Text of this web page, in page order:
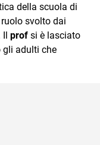
della scuola di
svolto dai
Il prof si è lasciato
gli adulti che